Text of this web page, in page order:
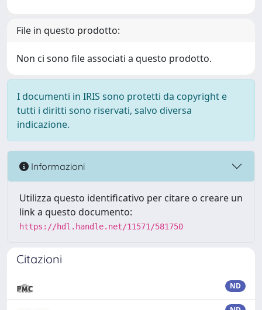
File in questo prodotto:
Non ci sono file associati a questo prodotto.
I documenti in IRIS sono protetti da copyright e
tutti i diritti sono riservati, salvo diversa
indicazione.
Informazioni
Utilizza questo identificativo per citare o creare un
link a questo documento:
https://hdl.handle.net/11571/581750
Citazioni
ND